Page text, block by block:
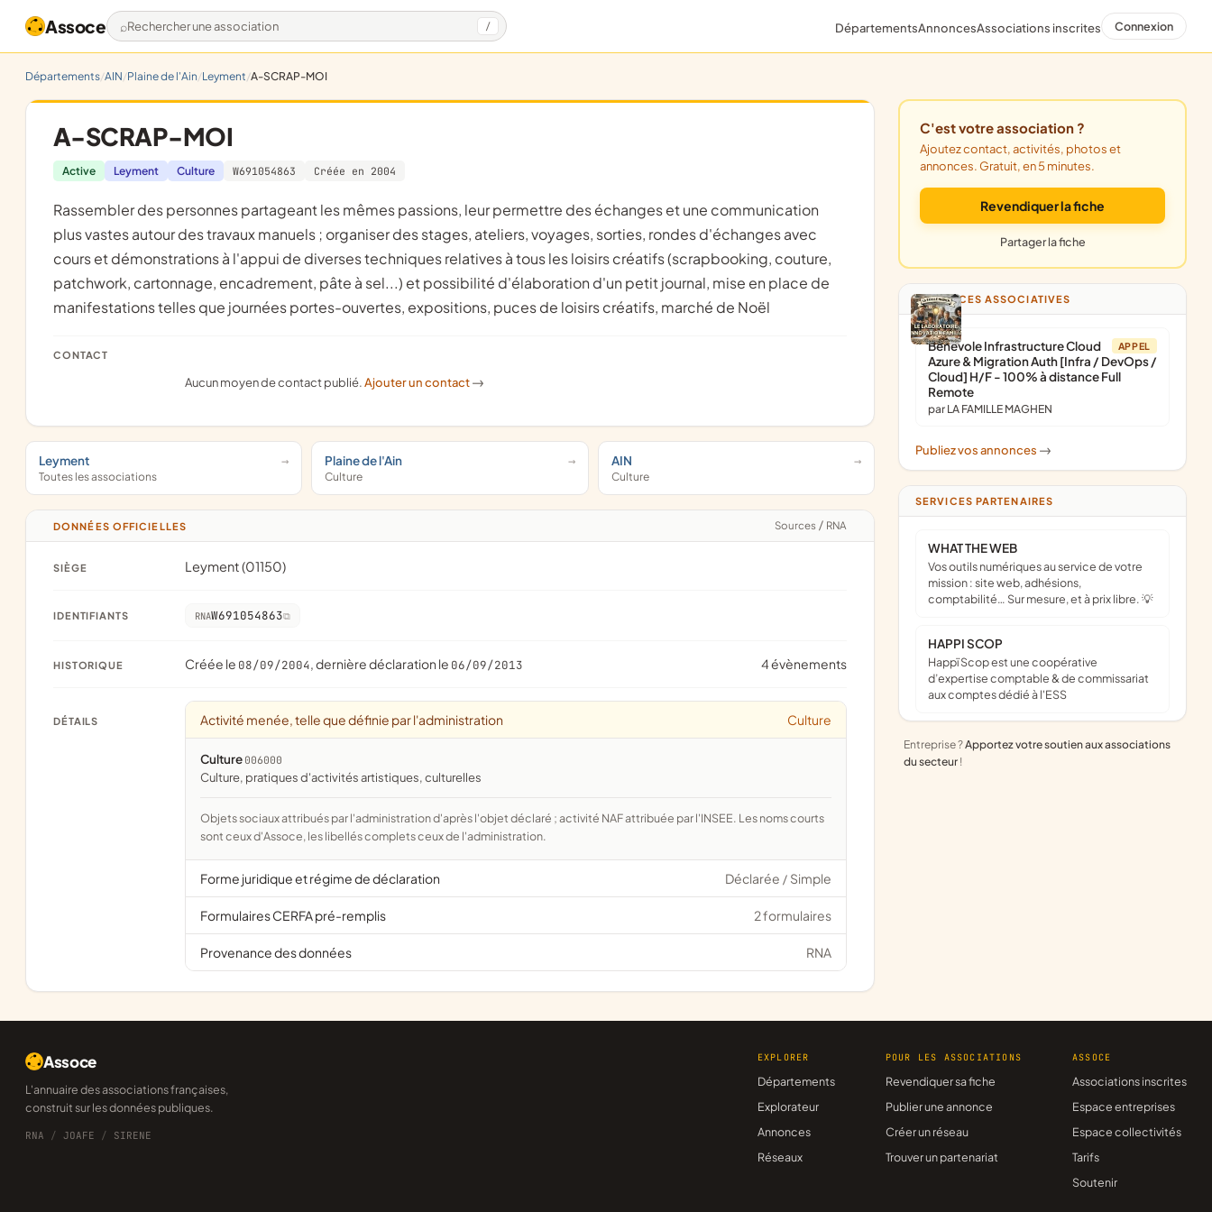
Assoce Rechercher une association / DépartementsAnnoncesAssociations inscrites Connexion
Départements AIN Plaine de l'Ain Leyment A-SCRAP-MOI
A-SCRAP-MOI
Active Leyment Culture W691054863 Créée en 2004
rassembler des personnes partageant les mêmes passions, leur permettre des échanges et une communication
plus vastes autour des travaux manuels ; organiser des stages, ateliers, voyages, sorties, rondes d'échanges avec
cours et démonstrations à l'appui de diverses techniques relatives à tous les loisirs créatifs (scrapbooking, couture,
patchwork, cartonnage, encadrement, pâte à sel...) et possibilité d'élaboration d'un petit journal, mise en place de
manifestations telles que journées portes-ouvertes, expositions, puces de loisirs créatifs, marché de Noël
CONTACT
Aucun moyen de contact publié.Ajouter un contact ->
Leyment
Toutes les associations
Plaine de l'Ain
Culture
AIN
Culture
DONNÉES OFFICIELLES Sources / RNA
SIÈGE Leyment (01150)
IDENTIFIANTS RNAW691054863
HISTORIQUE Créée le 08/09/2004, dernière déclaration le 06/09/2013 4 évènements
DÉTAILS Activité menée, telle que définie par l'administration Culture
Culture 006000
culture, pratiques d'activités artistiques, culturelles
Objets sociaux attribués par l'administration d'après l'objet déclaré ; activité NAF attribuée par l'INSEE. Les noms courts
sont ceux d'Assoce, les libellés complets ceux de l'administration.
Forme juridique et régime de déclaration Déclarée / Simple
Formulaires CERFA pré-remplis 2 formulaires
Provenance des données RNA
C'est votre association ?
Ajoutez contact, activités, photos et
annonces. Gratuit, en 5 minutes.
Revendiquer la fiche
Partager la fiche
ANNONCES ASSOCIATIVES
APPEL
Bénévole Infrastructure Cloud
Azure & Migration Auth [Infra / DevOps /
Cloud] H/F - 100% à distance Full
Remote
par LA FAMILLE MAGHEN
Publiez vos annonces ->
SERVICES PARTENAIRES
WHAT THE WEB
Vos outils numériques au service de votre
mission : site web, adhésions,
comptabilité… Sur mesure, et à prix libre. 💡
HAPPI SCOP
Happï Scop est une coopérative
d’expertise comptable & de commissariat
aux comptes dédié à l'ESS
Entreprise ?Apportez votre soutien aux associations
du secteur !
Assoce
L'annuaire des associations françaises,
construit sur les données publiques.
RNA / JOAFE / SIRENE
EXPLORER
Départements
Explorateur
Annonces
Réseaux
POUR LES ASSOCIATIONS
Revendiquer sa fiche
Publier une annonce
Créer un réseau
Trouver un partenariat
ASSOCE
Associations inscrites
Espace entreprises
Espace collectivités
Tarifs
Soutenir